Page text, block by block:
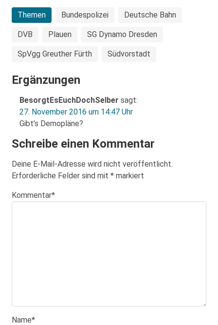
Themen Bundespolizei Deutsche Bahn
DVB Plauen SG Dynamo Dresden
SpVgg Greuther Fürth Südvorstadt
Ergänzungen
BesorgtEsEuchDochSelber sagt:
27. November 2016 um 14:47 Uhr
Gibt’s Demopläne?
Schreibe einen Kommentar
Deine E-Mail-Adresse wird nicht veröffentlicht.
Erforderliche Felder sind mit * markiert
Kommentar*
Name*